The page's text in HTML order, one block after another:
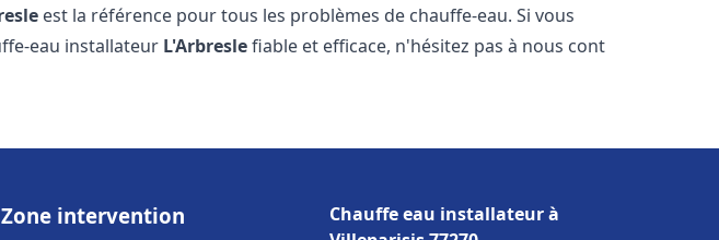
est la référence pour tous les problèmes de chauffe-eau. Si vous
eau installateur L'Arbreslefiable et efficace, n'hésitez pas à nous cont
Zone intervention
Chauffe eau installateur à